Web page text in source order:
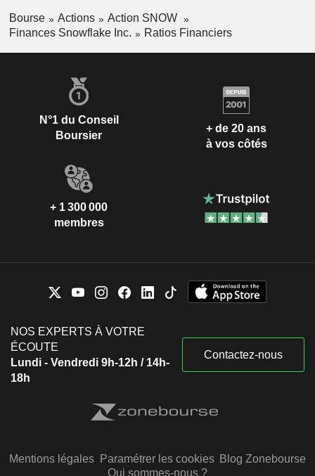
Bourse Actions
Action SNOW
Finances Snowflake Inc.
Ratios Financiers
N°1 du Conseil
Boursier
+ de 20 ans
à vos côtés
+ 1 300 000
membres
NOS EXPERTS À VOTRE
ÉCOUTE
Lundi - Vendredi 9h-12h / 14h-
18h
Contactez-nous
Mentions légales Paramétrer les cookies Blog Zonebourse
Qui sommes-nous ?